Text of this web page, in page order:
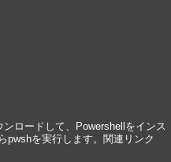
ロードして、Powershellをインス
pwshを実行します。関連リンク